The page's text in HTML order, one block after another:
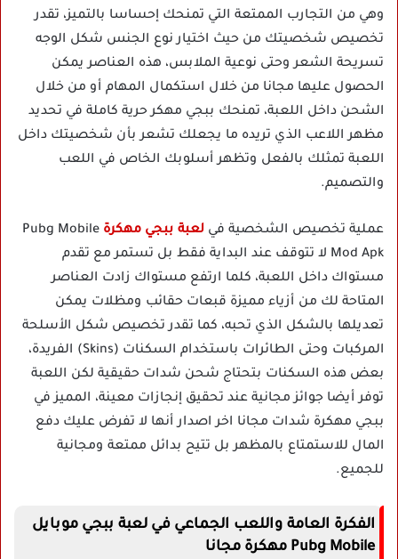
وهي من التجارب الممتعة التي تمنحك إحساسا بالتميز، تقدر
تخصيص شخصيتك من حيث اختيار نوع الجنس شكل الوجه
تسريحة الشعر وحتى نوعية الملابس، هذه العناصر يمكن
الحصول عليها مجانا من خلال استكمال المهام أو من خلال
الشحن داخل اللعبة، تمنحك ببجي مهكر حرية كاملة في تحديد
مظهر اللاعب الذي تريده ما يجعلك تشعر بأن شخصيتك داخل
اللعبة تمثلك بالفعل وتظهر أسلوبك الخاص في اللعب
والتصميم.
عملية تخصيص الشخصية في لعبة ببجي مهكرة Pubg Mobile
Mod Apk لا تتوقف عند البداية فقط بل تستمر مع تقدم
مستواك داخل اللعبة، كلما ارتفع مستواك زادت العناصر
المتاحة لك من أزياء مميزة قبعات حقائب ومظلات يمكن
تعديلها بالشكل الذي تحبه، كما تقدر تخصيص شكل الأسلحة
المركبات وحتى الطائرات باستخدام السكنات (Skins) الفريدة،
بعض هذه السكنات بتحتاج شحن شدات حقيقية لكن اللعبة
توفر أيضا جوائز مجانية عند تحقيق إنجازات معينة، المميز في
ببجي مهكرة شدات مجانا اخر اصدار أنها لا تفرض عليك دفع
المال للاستمتاع بالمظهر بل تتيح بدائل ممتعة ومجانية
للجميع.
الفكرة العامة واللعب الجماعي في لعبة ببجي موبايل
Pubg Mobile مهكرة مجانا